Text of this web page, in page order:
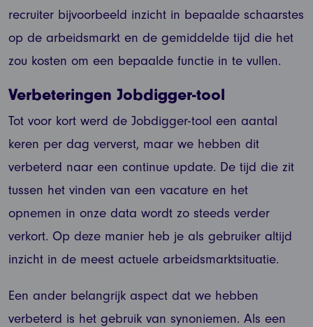
recruiter bijvoorbeeld inzicht in bepaalde schaarstes
op de arbeidsmarkt en de gemiddelde tijd die het
zou kosten om een bepaalde functie in te vullen.
Verbeteringen Jobdigger-tool
Tot voor kort werd de Jobdigger-tool een aantal
keren per dag ververst, maar we hebben dit
verbeterd naar een continue update. De tijd die zit
tussen het vinden van een vacature en het
opnemen in onze data wordt zo steeds verder
verkort. Op deze manier heb je als gebruiker altijd
inzicht in de meest actuele arbeidsmarktsituatie.
Een ander belangrijk aspect dat we hebben
verbeterd is het gebruik van synoniemen. Als een